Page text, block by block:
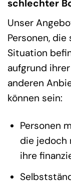
schlechter
Unser
Personen,
Situation
aufgrund
anderen
können sein:
Personen
die jedoch
ihre